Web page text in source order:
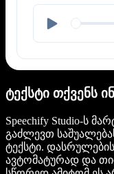
ტექსტი თქვენს
Speechify Studio-ს
გაძლევთ
ტექსტი.
ავტომატურად და